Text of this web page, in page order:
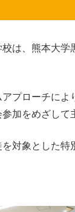
は、熊本大
プローチに
加をめざして
対象とした